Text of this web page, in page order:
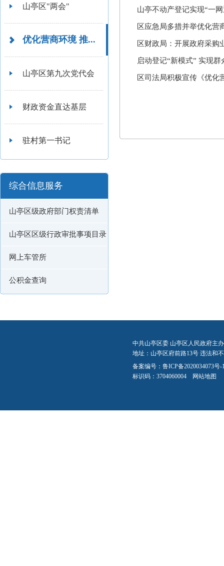
山亭区"两会"
优化营商环境 推...
山亭区第九次党代会
财政资金直达基层
驻村第一书记
综合信息服务
山亭区级政府部门权责清单
山亭区区级行政审批事项目录
网上车管所
公积金查询
山亭不动产登记实现“一
区应急局多措并举优化营
区财政局：开展政府采购
启动登记“新模式” 实现群
区司法局积极宣传《优化
中共山亭区委 山亭区人民政府主
地址：山亭区府前路13号 违法和
备案编号： 鲁ICP备2020034073号-
标识码：3704060004 网站地图